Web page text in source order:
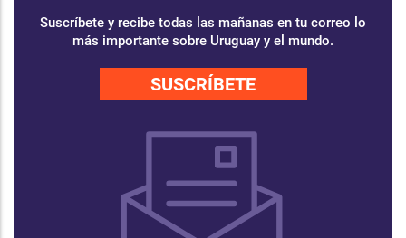
Suscríbete y recibe todas las mañanas en tu correo lo
más importante sobre Uruguay y el mundo.
SUSCRÍBETE